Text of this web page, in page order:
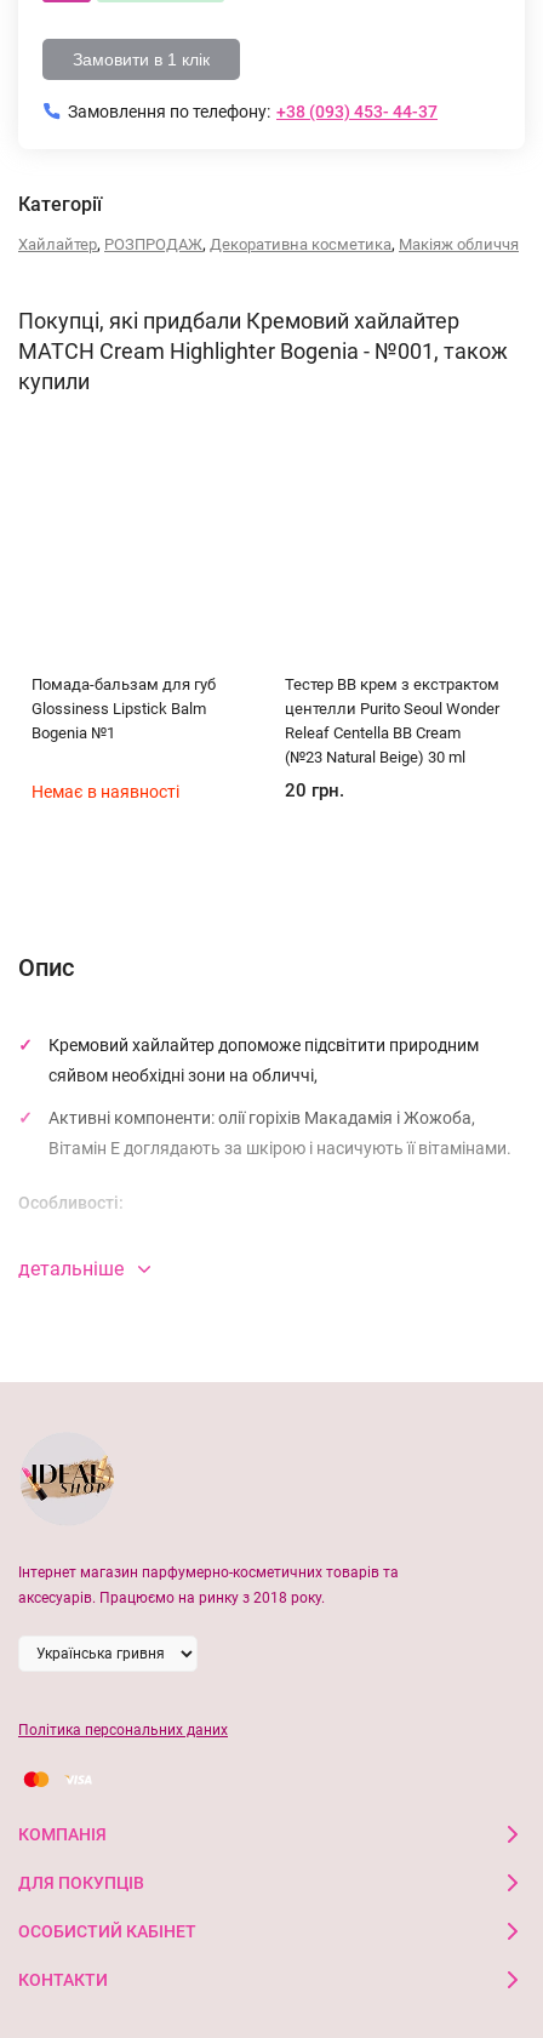
Замовити в 1 клік
Замовлення по телефону: +38 (093) 453- 44-37
Категорії
Хайлайтер, РОЗПРОДАЖ, Декоративна косметика, Макіяж обличчя
Покупці, які придбали Кремовий хайлайтер
MATCH Cream Highlighter Bogenia - №001, також
купили
Помада-бальзам для губ
Glossiness Lipstick Balm
Bogenia №1
Немає в наявності
Тестер ВВ крем з екстрактом
центелли Purito Seoul Wonder
Releaf Centella BB Cream
(№23 Natural Beige) 30 ml
20 грн.
Опис
Кремовий хайлайтер допоможе підсвітити природним
сяйвом необхідні зони на обличчі,
Активні компоненти: олії горіхів Макадамія і Жожоба,
Вітамін Е доглядають за шкірою і насичують її вітамінами.
Особливості:
компактний та легкий;
легко наноситься і добре розтушовується;
дарує обличчю свіжість і природний вигляд;
випуклі ділянки шкіри, розтушуйте.
детальніше
Інтернет магазин парфумерно-косметичних товарів та
аксесуарів. Працюємо на ринку з 2018 року.
Політика персональних даних
КОМПАНІЯ
ДЛЯ ПОКУПЦІВ
ОСОБИСТИЙ КАБІНЕТ
КОНТАКТИ